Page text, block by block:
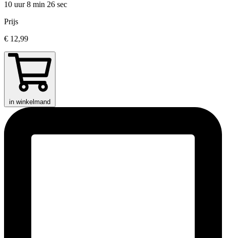
10 uur 8 min 26 sec
Prijs
€ 12,99
in winkelmand